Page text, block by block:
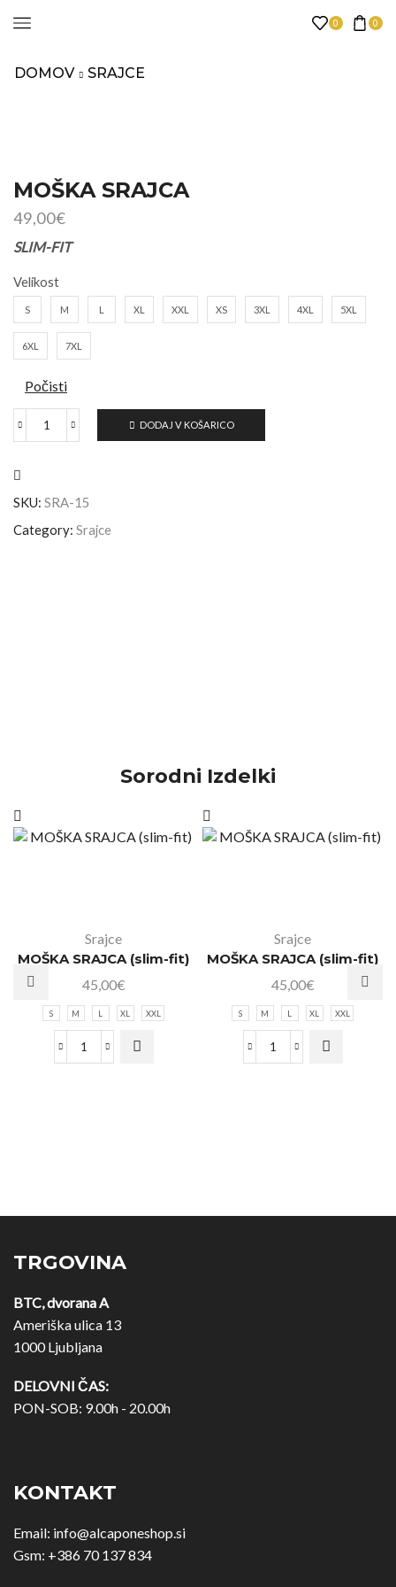
0 0
DOMOV SRAJCE
MOŠKA SRAJCA
49,00€
SLIM-FIT
Velikost
S M L XL XXL XS 3XL 4XL 5XL
6XL 7XL
Počisti
DODAJ V KOŠARICO
SKU: SRA-15
Category: Srajce
Sorodni Izdelki
Srajce
MOŠKA SRAJCA (slim-fit)
45,00€
S M L XL XXL
Srajce
MOŠKA SRAJCA (slim-fit)
45,00€
S M L XL XXL
TRGOVINA
BTC, dvorana A
Ameriška ulica 13
1000 Ljubljana
DELOVNI ČAS:
PON-SOB: 9.00h - 20.00h
KONTAKT
Email: info@alcaponeshop.si
Gsm: +386 70 137 834